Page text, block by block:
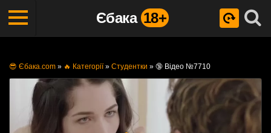
Єбака 18+
😎 Єбака.com » 🔥 Категорії» Студентки » 🔞 Відео №7710